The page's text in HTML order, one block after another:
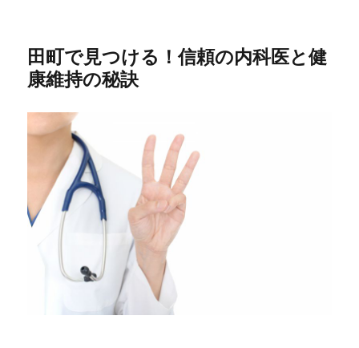
田町で見つける！信頼の内科医と健
康維持の秘訣